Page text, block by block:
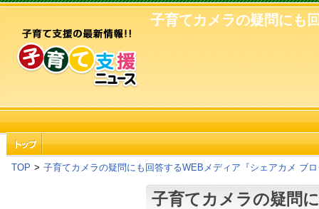
子育てカメラの疑問にも
TOP > 子育てカメラの疑問にも回答するWEBメディア『シェアカメ ブ
子育てカメラの疑問